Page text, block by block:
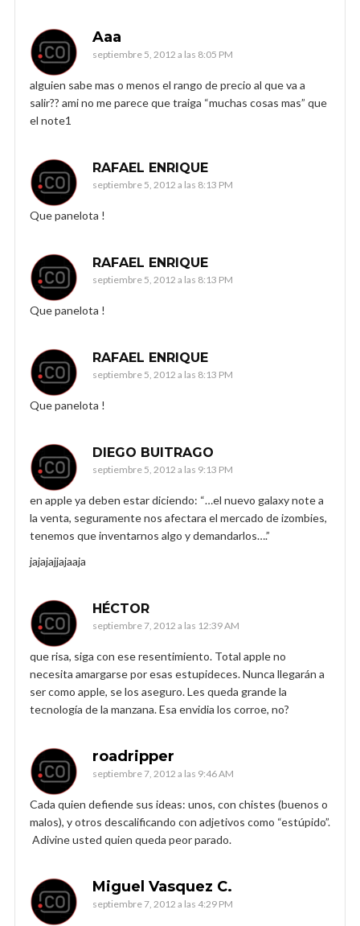
Aaa
septiembre 5, 2012 a las 8:05 PM
alguien sabe mas o menos el rango de precio al que va a
salir?? ami no me parece que traiga “muchas cosas mas” que
el note1
RAFAEL ENRIQUE
septiembre 5, 2012 a las 8:13 PM
Que panelota !
RAFAEL ENRIQUE
septiembre 5, 2012 a las 8:13 PM
Que panelota !
RAFAEL ENRIQUE
septiembre 5, 2012 a las 8:13 PM
Que panelota !
DIEGO BUITRAGO
septiembre 5, 2012 a las 9:13 PM
en apple ya deben estar diciendo: “…el nuevo galaxy note a
la venta, seguramente nos afectara el mercado de izombies,
tenemos que inventarnos algo y demandarlos….”
jajajajjajaaja
HÉCTOR
septiembre 7, 2012 a las 12:39 AM
que risa, siga con ese resentimiento. Total apple no
necesita amargarse por esas estupideces. Nunca llegarán a
ser como apple, se los aseguro. Les queda grande la
tecnología de la manzana. Esa envidia los corroe, no?
roadripper
septiembre 7, 2012 a las 9:46 AM
Cada quien defiende sus ideas: unos, con chistes (buenos o
malos), y otros descalificando con adjetivos como “estúpido”.
Adivine usted quien queda peor parado.
Miguel Vasquez C.
septiembre 7, 2012 a las 4:29 PM